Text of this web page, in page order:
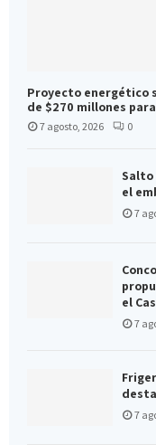
Proyecto energético
de $270 millones
7 agosto, 2026 0
Salto
el
7
el
7
7